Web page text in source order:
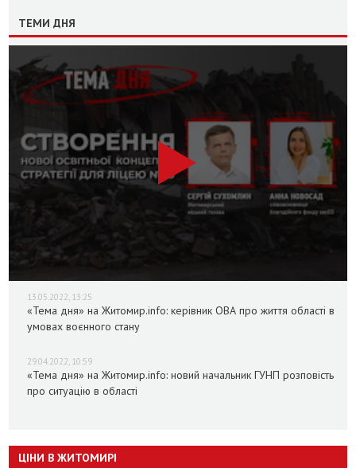
ТЕМИ ДНЯ
13.05.2022, 13:25
«Тема дня» на Житомир.info: керівник ОВА про життя області в
умовах воєнного стану
29.04.2022, 10:59
«Тема дня» на Житомир.info: новий начальник ГУНП розповість
про ситуацію в області
ЦІНИ В ЖИТОМИРІ